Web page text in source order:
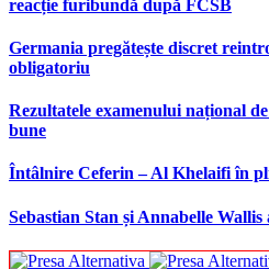
reacție furibundă după FCSB
Germania pregătește discret
obligatoriu
Rezultatele examenului național
bune
Întâlnire Ceferin – Al Khelaifi în
Sebastian Stan și Annabelle